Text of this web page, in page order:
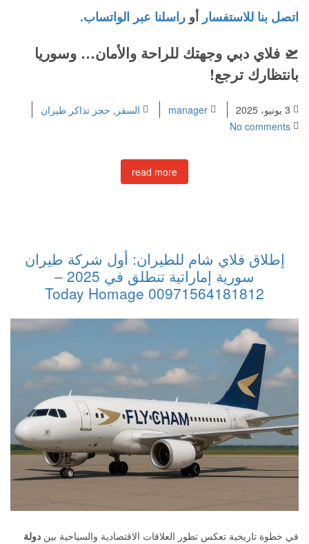
اتصل بنا للاستفسار أو راسلنا عبر الواتساب.
🛫 فلاي دبي وجهتك للراحة والأمان… وسوريا
بانتظارك ترجع!
manager السفر , حجز تذاكر طيران
No comments
read more
إطلاق فلاي شام للطيران: أول شركة طيران
سورية إماراتية تنطلق في 2025 –
00971564181812 Today Homage
في خطوة تاريخية تعكس تطور العلاقات الاقتصادية والسياحية بين دولة